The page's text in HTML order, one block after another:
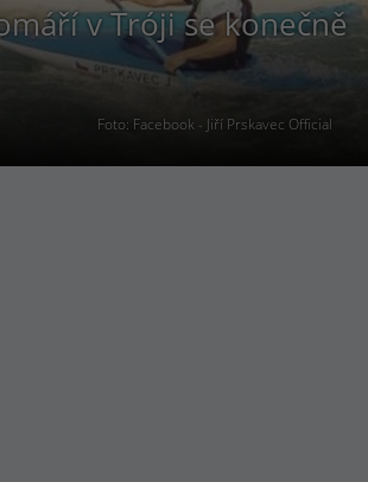
Foto: Facebook - Jiří Prskavec Official
v Tróji se konečně